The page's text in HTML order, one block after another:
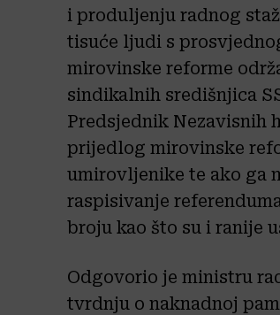
i produljenju radnog
tisuće ljudi s
mirovinske reforme
sindikalnih središnjica
Predsjednik Nezavisnih
prijedlog mirovinske
umirovljenike te ako ga
raspisivanje
broju kao što su i ranije
Odgovorio je ministru
tvrdnju o naknadnoj